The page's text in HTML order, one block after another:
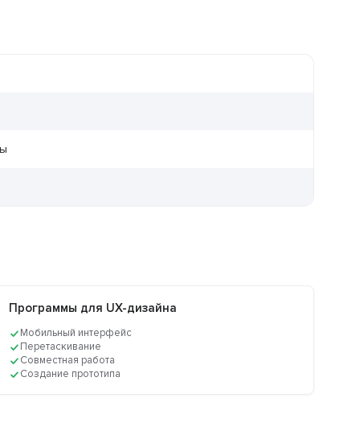
Программы для UX-дизайна
Мобильный интерфейс
Перетаскивание
Совместная работа
Создание прототипа